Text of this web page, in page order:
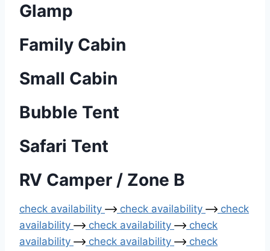
Glamp
Family Cabin
Small Cabin
Bubble Tent
Safari Tent
RV Camper / Zone B
check availability check availability
check
availability
check availability
check
availability
check availability
check